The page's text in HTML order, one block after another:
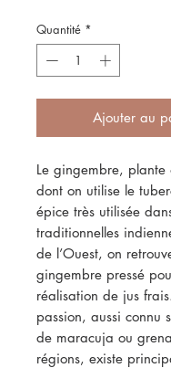
Quantité *
Ajouter au
Le gingembre, plante
dont on utilise le
épice très utilisée
traditionnelles
de l’Ouest, on
gingembre pressé
réalisation de jus
passion, aussi connu
de maracuja ou
régions, existe